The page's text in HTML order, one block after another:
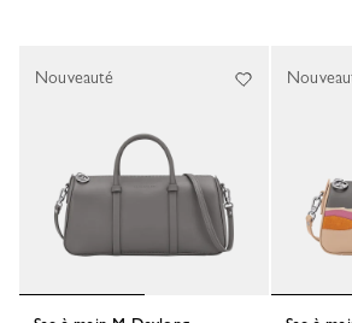
Nouveauté